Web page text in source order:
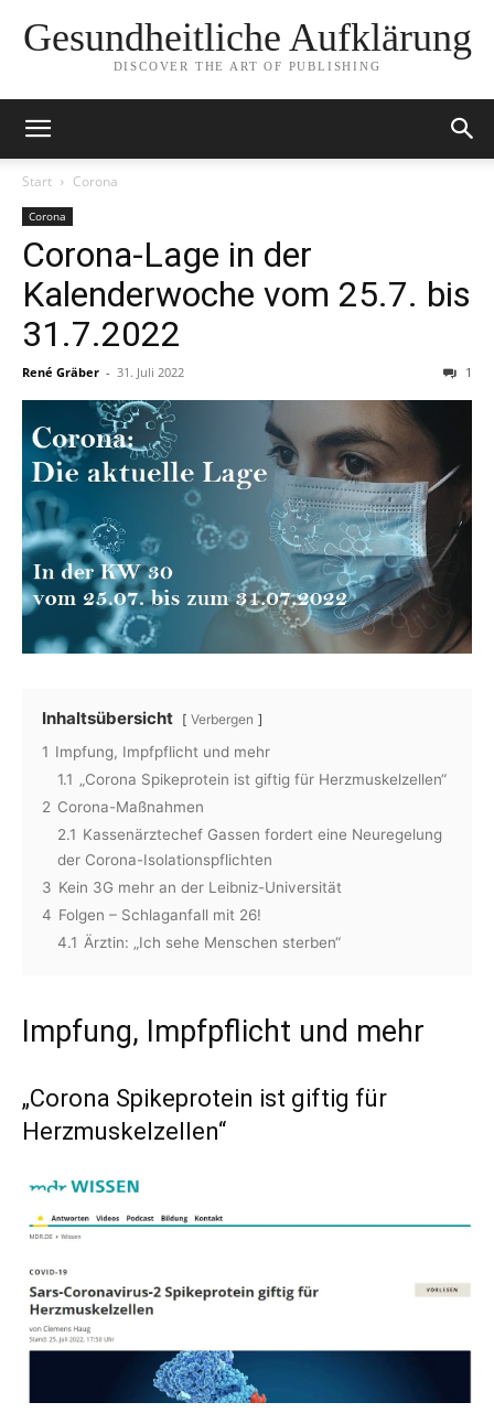
Gesundheitliche Aufklärung
DISCOVER THE ART OF PUBLISHING
Start Corona
Corona
Corona-Lage in der
Kalenderwoche vom 25.7. bis
31.7.2022
René Gräber - 31. Juli 2022 1
Inhaltsübersicht Verbergen
1 Impfung, Impfpflicht und mehr
1.1 „Corona Spikeprotein ist giftig für Herzmuskelzellen“
2 Corona-Maßnahmen
2.1 Kassenärztechef Gassen fordert eine Neuregelung
der Corona-Isolationspflichten
3 Kein 3G mehr an der Leibniz-Universität
4 Folgen – Schlaganfall mit 26!
4.1 Ärztin: „Ich sehe Menschen sterben“
Impfung, Impfpflicht und mehr
„Corona Spikeprotein ist giftig für
Herzmuskelzellen“